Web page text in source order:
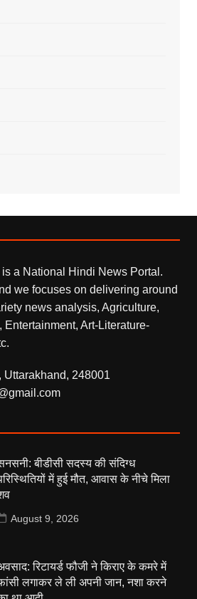
a National Hindi News Portal.
we focuses on delivering around
news analysis, Agriculture,
Entertainment, Art-Literature-
Uttarakhand, 248001
बीडीसी सदस्य की संदिग्ध
में हुई मौत, आवास के नीचे मिला
August 9, 2026
रिटायर्ड फौजी ने किराए के कमरे में
लगाकर ले ली अपनी जान, नशा करने